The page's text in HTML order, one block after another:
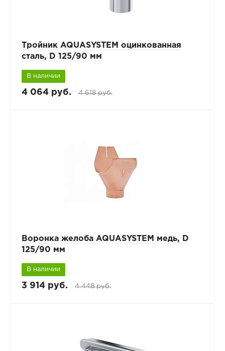
Тройник AQUASYSTEM оцинкованная
сталь, D 125/90 мм
В наличии
4 064 руб. 4 618 руб.
Воронка желоба AQUASYSTEM медь, D
125/90 мм
В наличии
3 914 руб. 4 448 руб.